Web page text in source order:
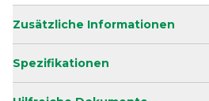
Zusätzliche Informationen
Spezifikationen